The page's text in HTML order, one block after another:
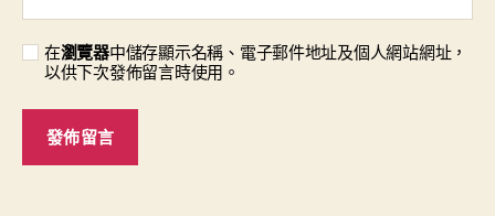
在瀏覽器中儲存顯示名稱、電子郵件地址及個人網站網址，
以供下次發佈留言時使用。